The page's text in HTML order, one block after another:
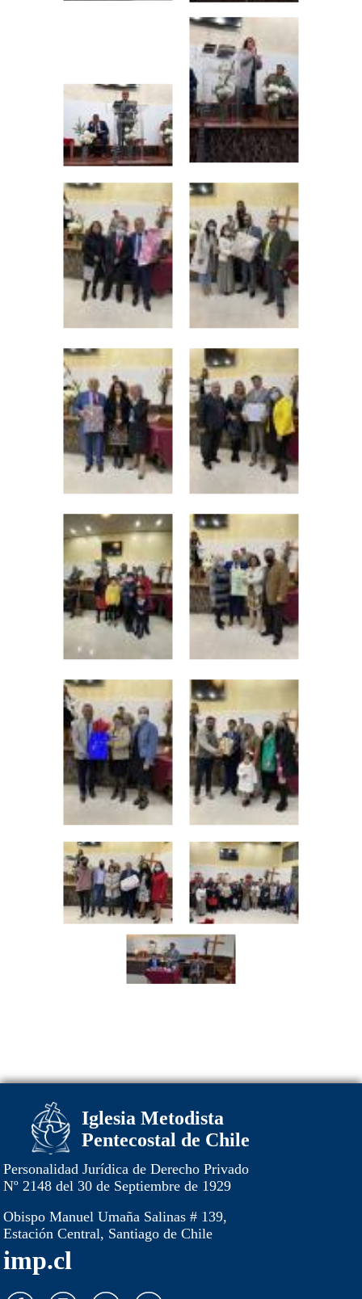
Iglesia Metodista
Pentecostal de Chile
Personalidad Jurídica de Derecho Privado
Nº 2148 del 30 de Septiembre de 1929
Obispo Manuel Umaña Salinas # 139,
Estación Central, Santiago de Chile
imp.cl